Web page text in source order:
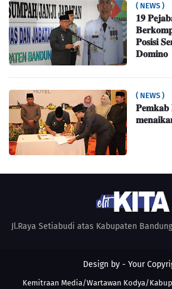
( NEWS )
𝟏𝟗
𝐏𝐨𝐬𝐢𝐬𝐢
𝐃𝐨𝐦𝐢𝐧𝐨
( NEWS )
𝐏𝐞𝐦𝐤𝐚𝐛
Jl.Raya Setiabudi atas Kabupaten
Design by - Your
Kemitraan Media/Wartawan Kodya/